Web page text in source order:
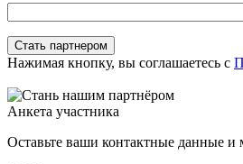
Нажимая кнопку, вы соглашаетесь с
Анкета участника
Оставьте ваши контактные данные и